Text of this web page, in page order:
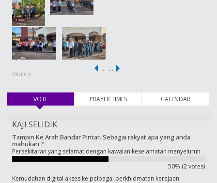
More »
… …
VOTE(active tab) PRAYER TIMES CALENDAR
KAJI SELIDIK
Tampin Ke Arah Bandar Pintar. Sebagai rakyat apa yang anda
mahukan ?
Persekitaran yang selamat dengan kawalan keselamatan menyeluruh
50% (2 votes)
Kemudahan digital akses ke pelbagai perkhidmatan kerajaan